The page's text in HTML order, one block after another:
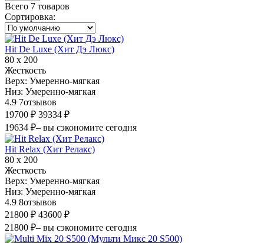
Всего 7 товаров
Сортировка:
Hit De Luxe (Хит Дэ Люкс)
80 х 200
Жесткость
Верх: Умеренно-мягкая
Низ: Умеренно-мягкая
4.9 7отзывов
19700 ₽ 39334 ₽
19634 ₽– вы сэкономите сегодня
Hit Relax (Хит Релакс)
80 х 200
Жесткость
Верх: Умеренно-мягкая
Низ: Умеренно-мягкая
4.9 8отзывов
21800 ₽ 43600 ₽
21800 ₽– вы сэкономите сегодня